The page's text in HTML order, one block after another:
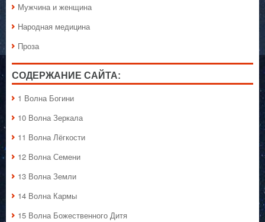
Мужчина и женщина
Народная медицина
Проза
СОДЕРЖАНИЕ САЙТА:
1 Волна Богини
10 Волна Зеркала
11 Волна Лёгкости
12 Волна Семени
13 Волна Земли
14 Волна Кармы
15 Волна Божественного Дитя